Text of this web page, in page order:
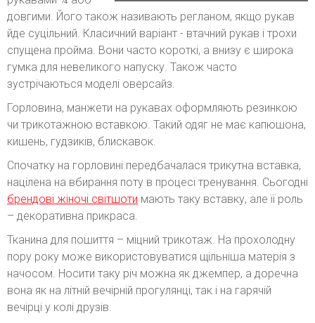
довгими. Його також називають регланом, якщо рукав
йде суцільний. Класичний варіант - втачний рукав і трохи
спущена пройма. Вони часто короткі, а внизу є широка
гумка для невеликого напуску. Також часто
зустрічаються моделі оверсайз.
Горловина, манжети на рукавах оформляють резинкою
чи трикотажною вставкою. Такий одяг не має капюшона,
кишень, гудзиків, блискавок.
Спочатку на горловині передбачалася трикутна вставка,
націлена на вбирання поту в процесі тренування. Сьогодні
брендові жіночі світшоти мають таку вставку, але її роль
– декоративна прикраса.
Тканина для пошиття – міцний трикотаж. На прохолодну
пору року може використовуватися щільніша матерія з
начосом. Носити таку річ можна як джемпер, а доречна
вона як на літній вечірній прогулянці, так і на гарячій
вечірці у колі друзів.